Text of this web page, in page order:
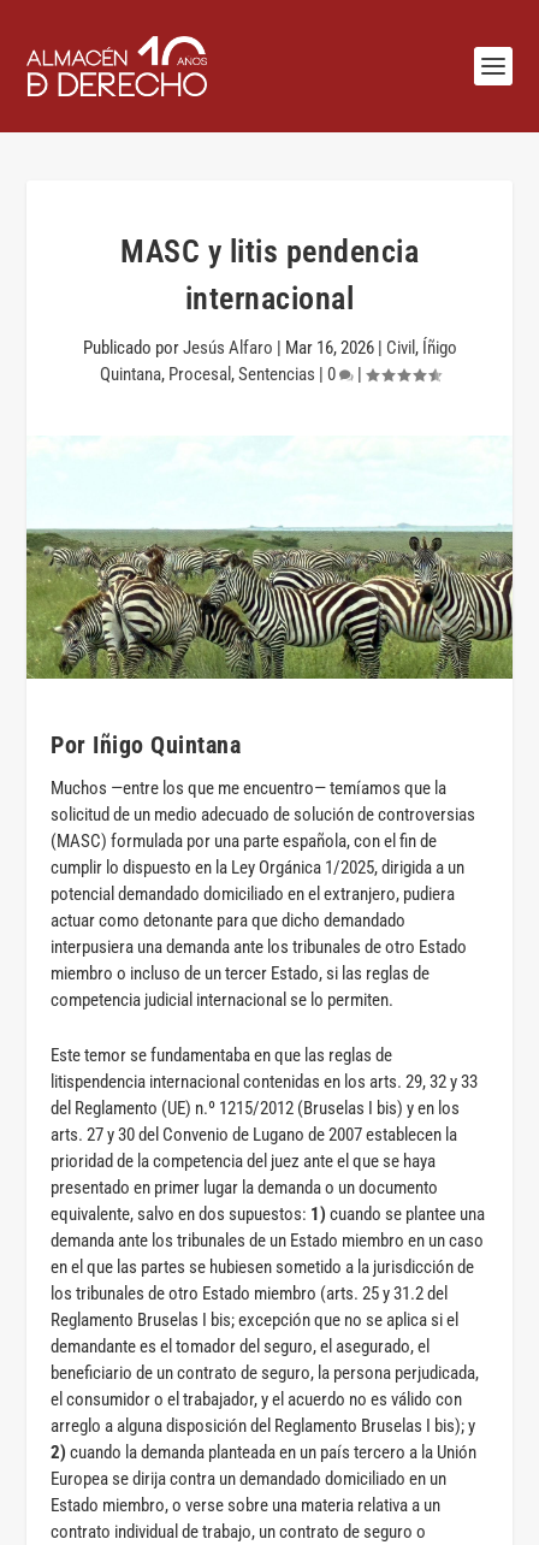
MASC y litis pendencia
internacional
Publicado porJesús Alfaro | Mar 16, 2026| Civil , Íñigo
Quintana, Procesal ,Sentencias | 0 |
Por Iñigo Quintana
Muchos —entre los que me encuentro— temíamos que la
solicitud de un medio adecuado de solución de controversias
(MASC) formulada por una parte española, con el fin de
cumplir lo dispuesto en la Ley Orgánica 1/2025, dirigida a un
potencial demandado domiciliado en el extranjero, pudiera
actuar como detonante para que dicho demandado
interpusiera una demanda ante los tribunales de otro Estado
miembro o incluso de un tercer Estado, si las reglas de
competencia judicial internacional se lo permiten.
Este temor se fundamentaba en que las reglas de
litispendencia internacional contenidas en los arts. 29, 32 y 33
del Reglamento (UE) n.º 1215/2012 (Bruselas I bis) y en los
arts. 27 y 30 del Convenio de Lugano de 2007 establecen la
prioridad de la competencia del juez ante el que se haya
presentado en primer lugar la demanda o un documento
equivalente, salvo en dos supuestos: 1) cuando se plantee una
demanda ante los tribunales de un Estado miembro en un caso
en el que las partes se hubiesen sometido a la jurisdicción de
los tribunales de otro Estado miembro (arts. 25 y 31.2 del
Reglamento Bruselas I bis; excepción que no se aplica si el
demandante es el tomador del seguro, el asegurado, el
beneficiario de un contrato de seguro, la persona perjudicada,
el consumidor o el trabajador, y el acuerdo no es válido con
arreglo a alguna disposición del Reglamento Bruselas I bis); y
2) cuando la demanda planteada en un país tercero a la Unión
Europea se dirija contra un demandado domiciliado en un
Estado miembro, o verse sobre una materia relativa a un
contrato individual de trabajo, un contrato de seguro o